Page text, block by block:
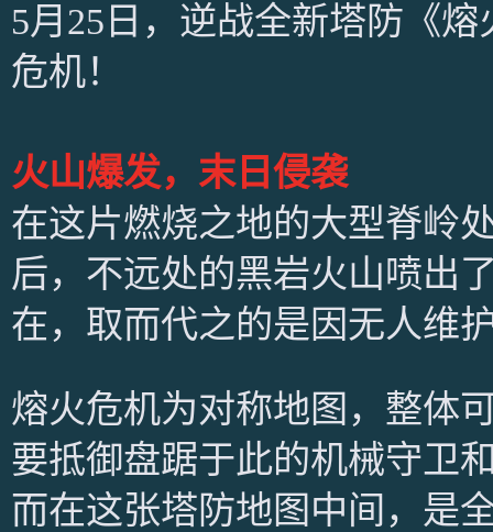
5月25日，逆战全新塔防《
危机！
火山爆发，末日侵袭
在这片燃烧之地的大型脊岭
后，不远处的黑岩火山喷出
在，取而代之的是因无人维
熔火危机为对称地图，整体
要抵御盘踞于此的机械守卫
而在这张塔防地图中间，是